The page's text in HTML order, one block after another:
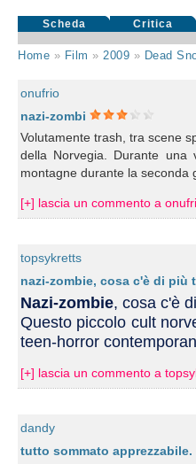
Scheda Critica
Home » Film » 2009 » Dead
onufrio
nazi-zombi
Volutamente trash, tra scene
della Norvegia. Durante
montagne durante la seconda
[+] lascia un commento a
topsykretts
nazi-zombie, cosa c'è di più
Nazi-zombie, cosa c'è
Questo piccolo cult
teen-horror
[+] lascia un commento a
dandy
tutto sommato apprezzabile.